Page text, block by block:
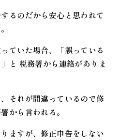
るのだから安心と思われて
ていた場合、「誤っている
と 税務署から連絡がありま
それが間違っているので修
から言われる。
ますが、修正申告をしない